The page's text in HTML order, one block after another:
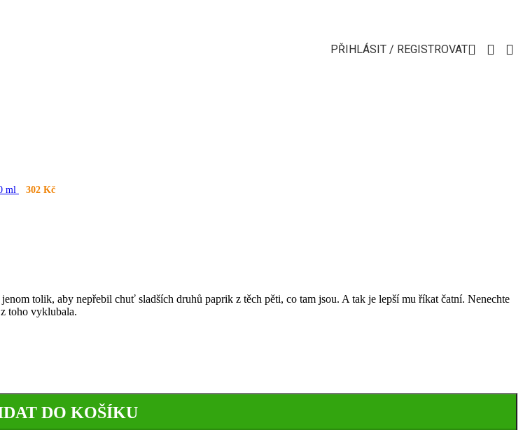
PŘIHLÁSIT / REGISTROVAT
ml 302 Kč
tolik, aby nepřebil chuť sladších druhů paprik z těch pěti, co tam jsou. A tak je lepší mu říkat čatní. Nenechte
toho vyklubala.
DO KOŠÍKU